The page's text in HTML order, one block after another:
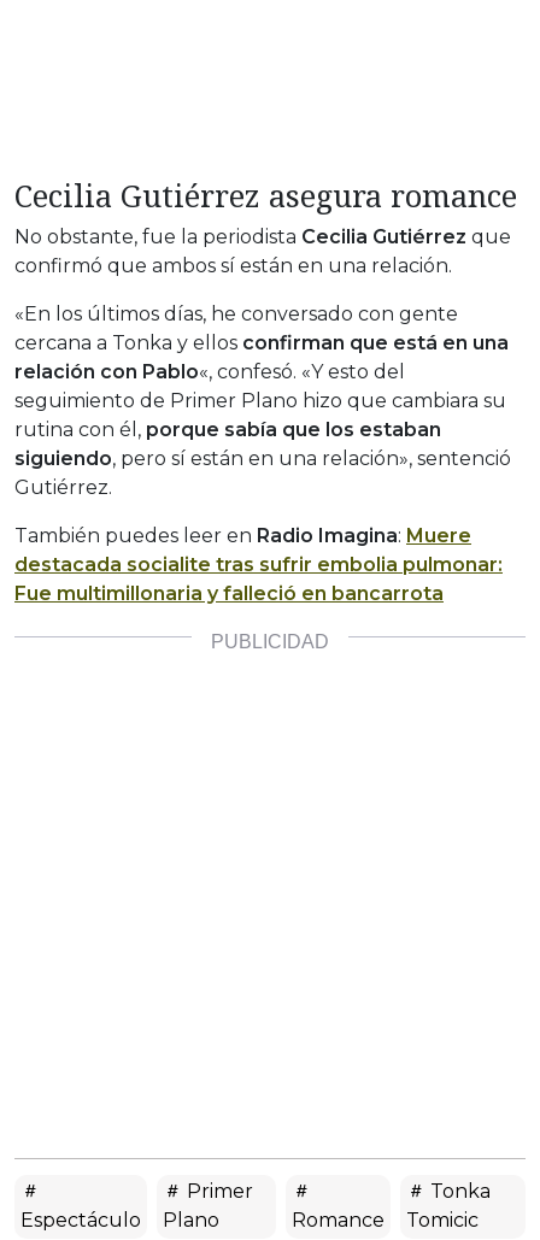
Cecilia Gutiérrez asegura romance
No obstante, fue la periodista Cecilia Gutiérrez que
confirmó que ambos sí están en una relación.
«En los últimos días, he conversado con gente
cercana a Tonka y ellos confirman que está en una
relación con Pablo«, confesó. «Y esto del
seguimiento de Primer Plano hizo que cambiara su
rutina con él, porque sabía que los estaban
siguiendo, pero sí están en una relación», sentenció
Gutiérrez.
También puedes leer en Radio Imagina: Muere
destacada socialite tras sufrir embolia pulmonar:
Fue multimillonaria y falleció en bancarrota
Espectáculo
Primer
Plano
Romance
Tonka
Tomicic